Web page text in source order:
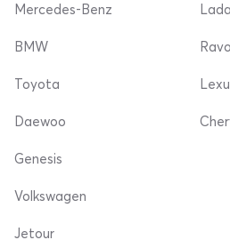
Mercedes-Benz
BMW
Toyota
Daewoo
Genesis
Volkswagen
Jetour